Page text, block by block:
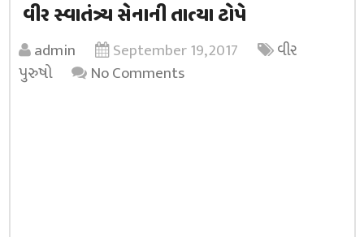
વીર સ્વાતંત્ર્ય સેનાની તાત્યા ટોપે
admin September 19, 2017
વીર
પુરુષો
No Comments